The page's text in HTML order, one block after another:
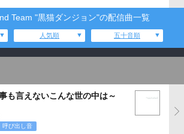
Team "黒猫ダンジョン"の配信曲一覧
人気順 五十音順
も言えないこんな世の中は～
呼び出し音